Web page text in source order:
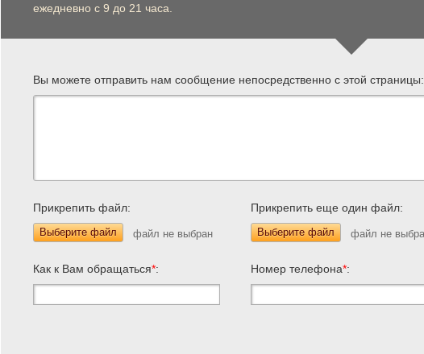
ежедневно с 9 до 21 часа.
Вы можете отправить нам сообщение непосредственно с этой страницы:
Прикрепить файл:
Выберите файл
Прикрепить еще один файл:
Выберите файл
Как к Вам обращаться*: Номер телефона*: